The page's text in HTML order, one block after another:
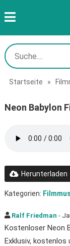
Startseite »
Neon Babylon
Herunterladen
Kategorien:
Ralf Friedman -
Kostenloser Neon
Exklusiv, kostenlos